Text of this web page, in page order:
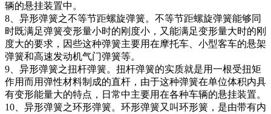
辆的悬挂装置中。
8、异形弹簧之不等节距螺旋弹簧。不等节距螺旋弹簧能够同
时既满足弹簧变形量小时的刚度小，又能满足变形量大时的刚
度大的要求，因些这种弹簧主要用在摩托车、小型客车的悬架
弹簧和高速发动机气门弹簧等。
9、异形弹簧之扭杆弹簧。扭杆弹簧的实质就是用一根受扭矩
作用而用弹性材料制成的直杆，由于这种弹簧在单位体积内具
有变形能量大的特点，日常中主要用在各种车辆的悬挂装置。
10、异形弹簧之环形弹簧。环形弹簧又叫环形簧，是由带有内